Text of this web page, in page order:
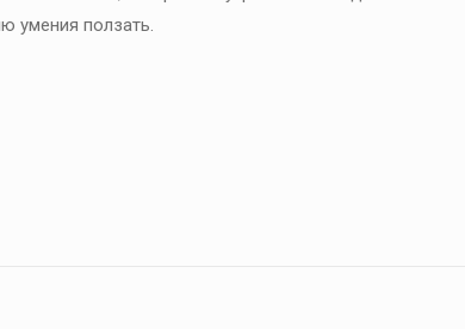
умения ползать.